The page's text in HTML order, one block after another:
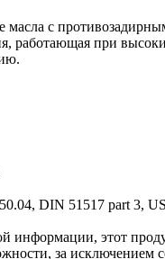
масла с
работающая при
DIN 51517 part 3,
информации, этот
за